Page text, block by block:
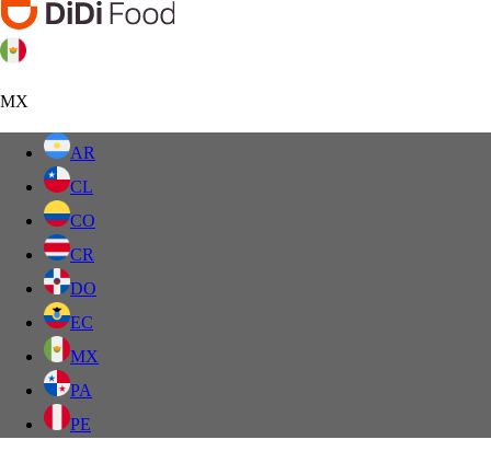
MX
AR
CL
CO
CR
DO
EC
MX
PA
PE